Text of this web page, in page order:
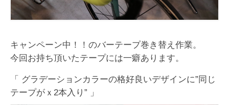
キャンペーン中！！のバーテープ巻き替え作業。
今回お持ち頂いたテープには一癖あります。
「 グラデーションカラーの格好良いデザインに”同じ
テープがｘ2本入り” 」